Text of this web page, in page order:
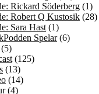
Rickard Söderberg (1)
Robert Q Kustosik (28)
Sara Hast (1)
Spelar(6)
(5)
(125)
(13)
(14)
(4)